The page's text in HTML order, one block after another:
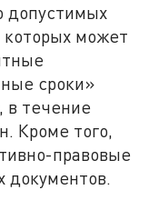
допустимых
может
сроки»
в течение
Кроме того,
правовые